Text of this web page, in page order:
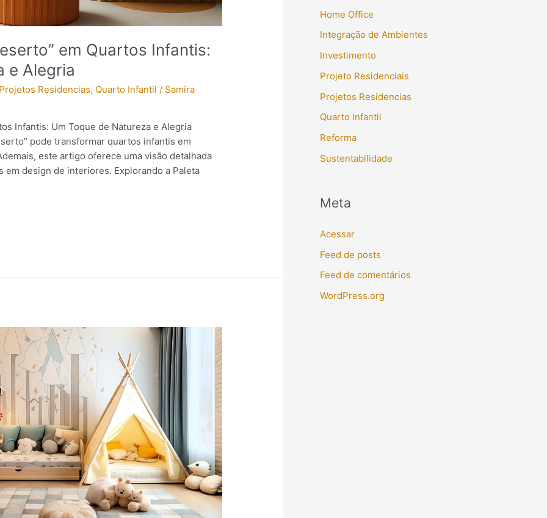
em Quartos Infantis:
e Alegria
Projetos Residencias, Quarto Infantil / Samira
Infantis: Um Toque de Natureza e Alegria
pode transformar quartos infantis em
este artigo oferece uma visão detalhada
em design de interiores. Explorando a Paleta
Home Office
Integração de Ambientes
Investimento
Projeto Residenciais
Projetos Residencias
Quarto Infantil
Reforma
Sustentabilidade
Meta
Acessar
Feed de posts
Feed de comentários
WordPress.org